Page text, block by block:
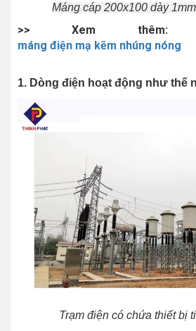
Máng cáp 200x100 dày
>> Xem
máng điện mạ kẽm nhúng nóng
1. Dòng điện hoạt động như thế
Trạm điện có chứa thiết bị